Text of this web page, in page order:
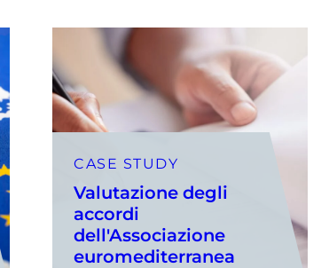
CASE STUDY
Valutazione degli
accordi
dell'Associazione
euromediterranea